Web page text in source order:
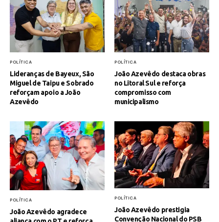
POLÍTICA
Lideranças de Bayeux, São
Miguel de Taipu e Sobrado
reforçam apoio a João
Azevêdo
POLÍTICA
João Azevêdo destaca obras
no Litoral Sul e reforça
compromisso com
municipalismo
POLÍTICA
João Azevêdo agradece
POLÍTICA
João Azevêdo prestigia
Convenção Nacional do PSB